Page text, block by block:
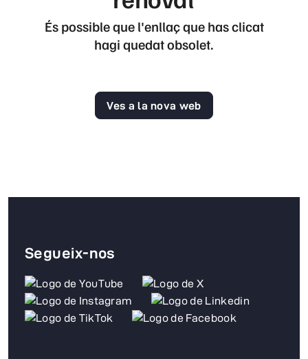
És possible que l'enllaç que has clicat
hagi quedat obsolet.
Ves a la nova web
Segueix-nos